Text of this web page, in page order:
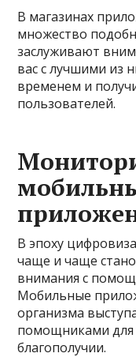
В магазинах
множество
заслуживают
вас с лучшими из
временем и
пользователей.
В эпоху
чаще и чаще
внимания с
Мобильные
организма
помощниками для
благополучии.